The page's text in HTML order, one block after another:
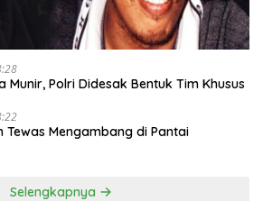
Munir, Polri Didesak Bentuk Tim Khusus
Tewas Mengambang di Pantai
Selengkapnya